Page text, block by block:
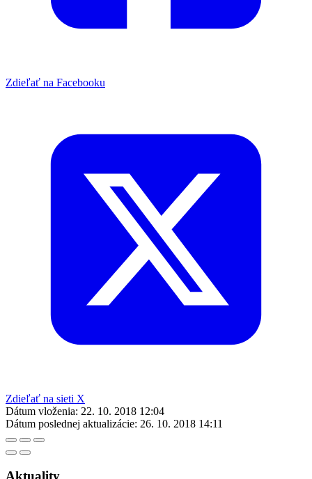
Zdieľať na Facebooku
Zdieľať na sieti X
Dátum vloženia: 22. 10. 2018 12:04
Dátum poslednej aktualizácie: 26. 10. 2018 14:11
Aktuality